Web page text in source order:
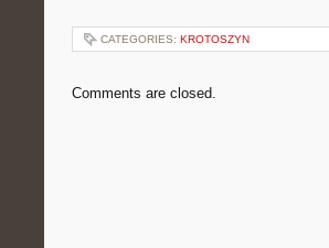
CATEGORIES: KROTOSZYN
Comments are closed.